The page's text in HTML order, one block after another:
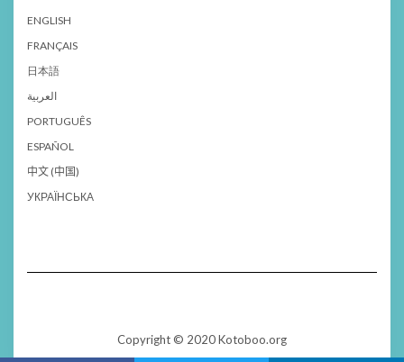
ENGLISH
FRANÇAIS
日本語
العربية
PORTUGUÊS
ESPAÑOL
中文 (中国)
УКРАЇНСЬКА
Copyright © 2020 Kotoboo.org